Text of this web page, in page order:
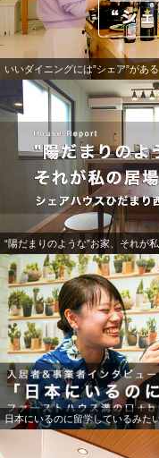
いいダイニングには”シェア”があ
“陽だまりのような”お家、それが
日本にいるのに留学しているみた